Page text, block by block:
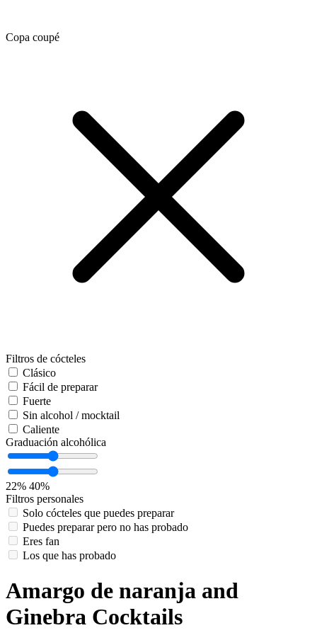
Copa coupé
Filtros de cócteles
Clásico
Fácil de preparar
Fuerte
Sin alcohol / mocktail
Caliente
Graduación alcohólica
22% 40%
Filtros personales
Solo cócteles que puedes preparar
Puedes preparar pero no has probado
Eres fan
Los que has probado
Amargo de naranja and
Ginebra Cocktails